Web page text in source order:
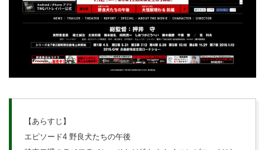
【あらすじ】
エピソード4 野良犬たちの午後